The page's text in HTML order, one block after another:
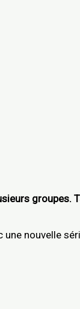
nouvelle